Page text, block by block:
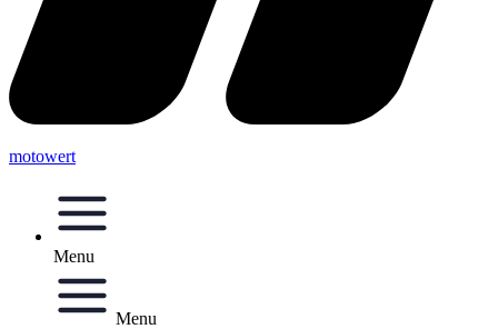
motowert
Menu
Menu